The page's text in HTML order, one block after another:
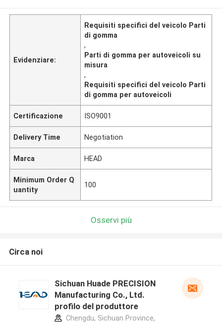
Evidenziare:
Requisiti specifici del veicolo Parti
di gomma
,
Parti di gomma per autoveicoli su
misura
,
Requisiti specifici del veicolo Parti
di gomma per autoveicoli
Certificazione ISO9001
Delivery Time Negotiation
Marca HEAD
Minimum Order Q
uantity
100
Osservi più
Circa noi
Sichuan Huade PRECISION
Manufacturing Co., Ltd.
profilo del produttore
Chengdu, Sichuan Province,